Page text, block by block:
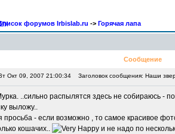
форумов Irbislab.ru -> Горячая лапа
Сообщение
Окт 09, 2007 21:00:34 Заголовок сообщения: Наши
..сильно распылятся здесь не собираюсь -
выложу..
просьба - если возможно , то самое красивое
кошачих..
и не надо по